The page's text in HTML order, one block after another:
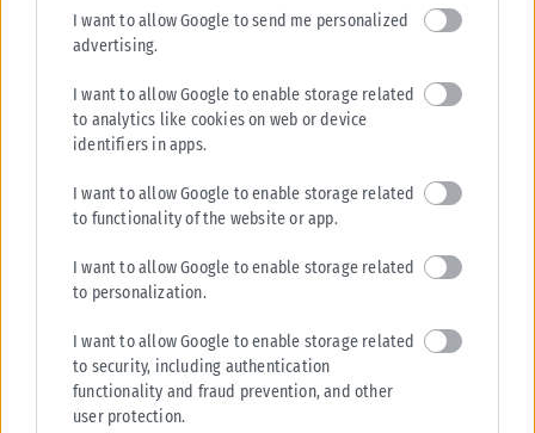
I want to allow Google to send me personalized
advertising.
I want to allow Google to enable storage related
to analytics like cookies on web or device
identifiers in apps.
I want to allow Google to enable storage related
to functionality of the website or app.
I want to allow Google to enable storage related
to personalization.
I want to allow Google to enable storage related
to security, including authentication
functionality and fraud prevention, and other
user protection.